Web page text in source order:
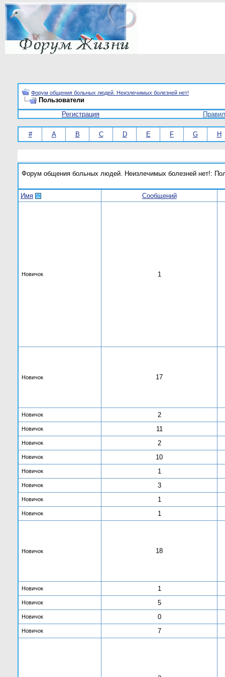
Форум общения больных людей. Неизлечимых болезней нет!
Пользователи
Регистрация
# A B C D E F G H
Форум общения больных людей. Неизлечимых болезней нет!:
Имя Сообщений
Новичок 1
Новичок 17
Новичок 2
Новичок 11
Новичок 2
Новичок 10
Новичок 1
Новичок 3
Новичок 1
Новичок 1
Новичок 18
Новичок 1
Новичок 5
Новичок 0
Новичок 7